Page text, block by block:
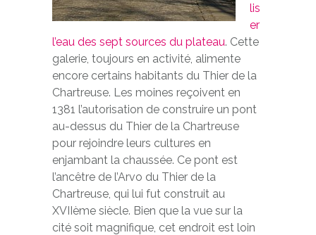
lis
er
l’eau des sept sources du plateau. Cette
galerie, toujours en activité, alimente
encore certains habitants du Thier de la
Chartreuse. Les moines reçoivent en
1381 l’autorisation de construire un pont
au-dessus du Thier de la Chartreuse
pour rejoindre leurs cultures en
enjambant la chaussée. Ce pont est
l’ancêtre de l’Arvo du Thier de la
Chartreuse, qui lui fut construit au
XVIIème siècle. Bien que la vue sur la
cité soit magnifique, cet endroit est loin